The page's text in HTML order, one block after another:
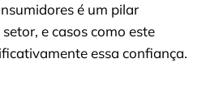
é um pilar
e casos como este
essa confiança.